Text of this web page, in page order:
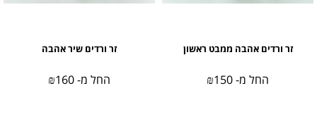
זר ורדים אהבה ממבט ראשון
החל מ- ₪150
זר ורדים שיר אהבה
החל מ- ₪160